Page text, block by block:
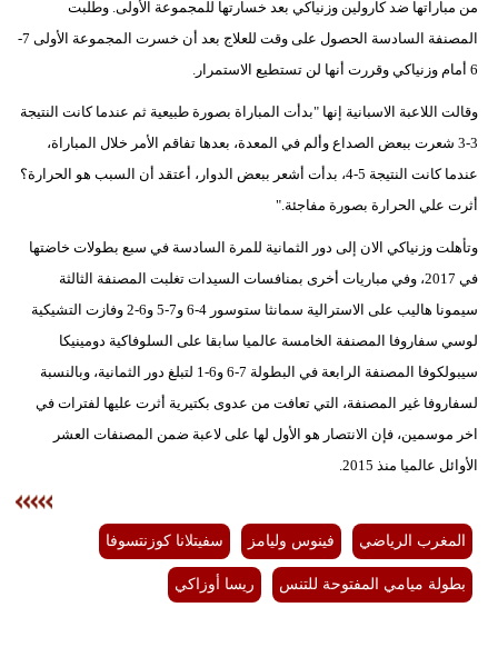
من مباراتها ضد كارولين وزنياكي بعد خسارتها للمجموعة الأولى. وطلبت
المصنفة السادسة الحصول على وقت للعلاج بعد أن خسرت المجموعة الأولى 7-
6 أمام وزنياكي وقررت أنها لن تستطيع الاستمرار.
وقالت اللاعبة الاسبانية إنها "بدأت المباراة بصورة طبيعية ثم عندما كانت النتيجة
3-3 شعرت ببعض الصداع وألم في المعدة، بعدها تفاقم الأمر خلال المباراة،
عندما كانت النتيجة 5-4، بدأت أشعر ببعض الدوار، أعتقد أن السبب هو الحرارة؟
أثرت علي الحرارة بصورة مفاجئة."
وتأهلت وزنياكي الان إلى دور الثمانية للمرة السادسة في سبع بطولات خاضتها
في 2017، وفي مباريات أخرى بمنافسات السيدات تغلبت المصنفة الثالثة
سيمونا هاليب على الاسترالية سمانثا ستوسور 4-6 و7-5 و6-2 وفازت التشيكية
لوسي سفاروفا المصنفة الخامسة عالميا سابقا على السلوفاكية دومينيكا
سيبولكوفا المصنفة الرابعة في البطولة 7-6 و6-1 لتبلغ دور الثمانية، وبالنسبة
لسفاروفا غير المصنفة، التي تعافت من عدوى بكتيرية أثرت عليها لفترات في
اخر موسمين، فإن الانتصار هو الأول لها على لاعبة ضمن المصنفات العشر
الأوائل عالميا منذ 2015.
المغرب الرياضي فينوس وليامز سفيتلانا كوزنتسوفا
بطولة ميامي المفتوحة للتنس ريسا أوزاكي